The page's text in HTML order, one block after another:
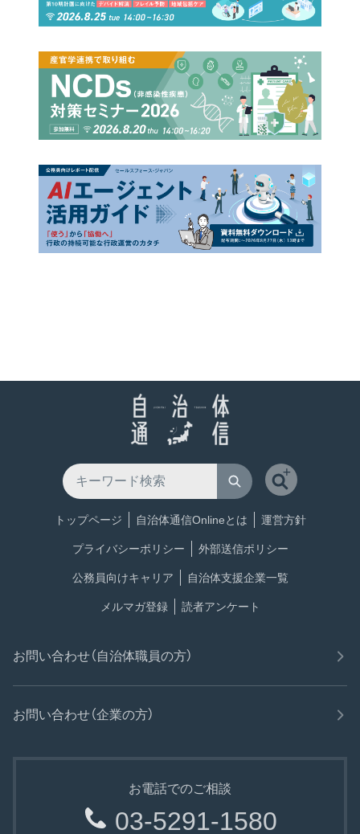
トップページ 自治体通信Onlineとは 運営方針
プライバシーポリシー 外部送信ポリシー
公務員向けキャリア 自治体支援企業一覧
メルマガ登録 読者アンケート
お問い合わせ（自治体職員の方）
お問い合わせ（企業の方）
お電話でのご相談
03-5291-1580